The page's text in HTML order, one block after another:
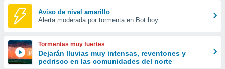
y
forma
digital
basada
Aviso de nivel amarillo
Alerta moderada por tormenta en Bot hoy
Tormentas muy fuertes
Dejarán lluvias muy intensas, reventones y
pedrisco en las comunidades del norte